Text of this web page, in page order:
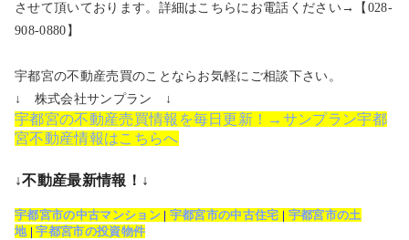
させて頂いております。詳細はこちらにお電話ください→【028-
908-0880】
宇都宮の不動産売買のことならお気軽にご相談下さい。
↓ 株式会社サンプラン ↓
宇都宮の不動産売買情報を毎日更新！→サンプラン宇都
宮不動産情報はこちらへ
↓不動産最新情報！↓
宇都宮市の中古マンション| 宇都宮市の中古住宅 | 宇都宮市の土
地|宇都宮市の投資物件